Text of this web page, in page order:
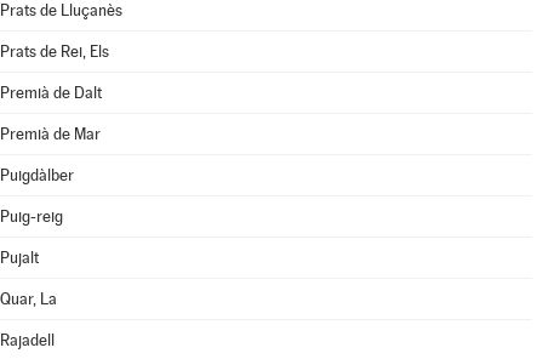
Prats de Lluçanès
Prats de Rei, Els
Premià de Dalt
Premià de Mar
Puigdàlber
Puig-reig
Pujalt
Quar, La
Rajadell